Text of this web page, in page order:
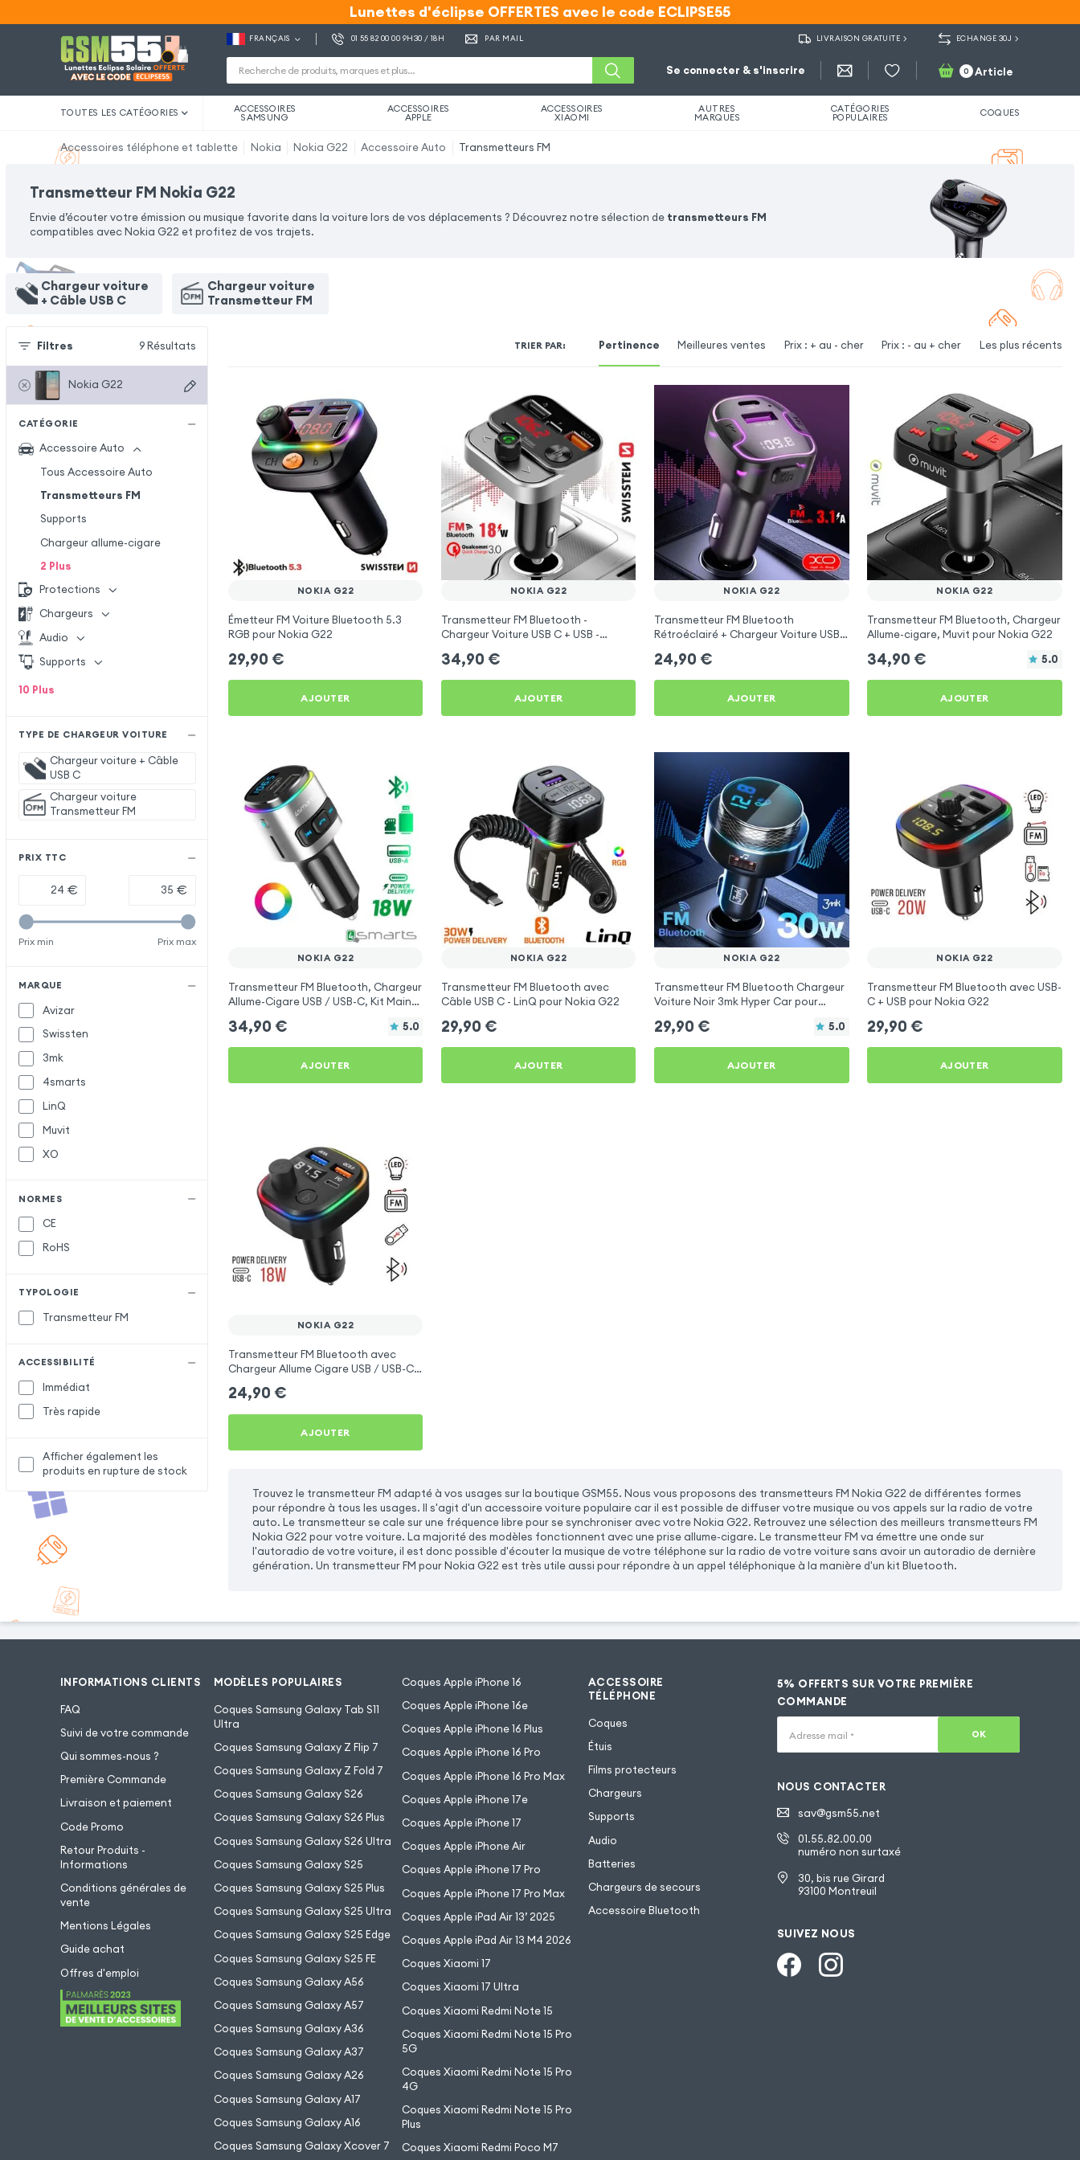
Lunettes d'éclipse OFFERTES avec le code ECLIPSE55
Lunettes d'éclipse OFFERTES avec le code ECLIPSE55
FRANÇAIS 01 55 82 00 00 9H30 / 18H PAR MAIL LIVRAISON GRATUITE ECHANGE 30J
Se connecter & s'inscrire 0 Article
TOUTES LES CATÉGORIES ACCESSOIRES
SAMSUNG
ACCESSOIRES
APPLE
ACCESSOIRES
XIAOMI
AUTRES
MARQUES
CATÉGORIES
POPULAIRES COQUES
Accessoires téléphone et tablette Nokia Nokia G22 Accessoire Auto Transmetteurs FM
Transmetteur FM Nokia G22
Envie d’écouter votre émission ou musique favorite dans la voiture lors de vos déplacements ? Découvrez notre sélection de transmetteurs FM
compatibles avec Nokia G22 et profitez de vos trajets.
Chargeur voiture
+ Câble USB C
Chargeur voiture
Transmetteur FM
Filtres 9 Résultats
Nokia G22
CATÉGORIE
Accessoire Auto
Tous Accessoire Auto
Transmetteurs FM
Supports
Chargeur allume-cigare
2 Plus
Protections
Chargeurs
Audio
Supports
10 Plus
TYPE DE CHARGEUR VOITURE
Chargeur voiture + Câble
USB C
Chargeur voiture
Transmetteur FM
PRIX TTC
€ €
Prix min Prix max
MARQUE
Avizar
Swissten
3mk
4smarts
LinQ
Muvit
XO
NORMES
CE
RoHS
TYPOLOGIE
Transmetteur FM
ACCESSIBILITÉ
Immédiat
Très rapide
Afficher également les
produits en rupture de stock
TRIER PAR: Pertinence Meilleures ventes Prix : + au - cher Prix : - au + cher Les plus récents
NOKIA G22
Émetteur FM Voiture Bluetooth 5.3
RGB pour Nokia G22
29,90 €
AJOUTER
NOKIA G22
Transmetteur FM Bluetooth -
Chargeur Voiture USB C + USB -
34,90 €
AJOUTER
NOKIA G22
Transmetteur FM Bluetooth
Rétroéclairé + Chargeur Voiture USB
24,90 €
AJOUTER
NOKIA G22
Transmetteur FM Bluetooth, Chargeur
Allume-cigare, Muvit pour Nokia G22
34,90 € 5.0
AJOUTER
NOKIA G22
Transmetteur FM Bluetooth, Chargeur
Allume-Cigare USB / USB-C, Kit Main
34,90 € 5.0
AJOUTER
NOKIA G22
Transmetteur FM Bluetooth avec
Câble USB C - LinQ pour Nokia G22
29,90 €
AJOUTER
NOKIA G22
Transmetteur FM Bluetooth Chargeur
Voiture Noir 3mk Hyper Car pour
29,90 € 5.0
AJOUTER
NOKIA G22
Transmetteur FM Bluetooth avec USB-
C + USB pour Nokia G22
29,90 €
AJOUTER
NOKIA G22
Transmetteur FM Bluetooth avec
Chargeur Allume Cigare USB / USB-C,
24,90 €
AJOUTER
Trouvez le transmetteur FM adapté à vos usages sur la boutique GSM55. Nous vous proposons des transmetteurs FM Nokia G22 de différentes formes
pour répondre à tous les usages. Il s'agit d'un accessoire voiture populaire car il est possible de diffuser votre musique ou vos appels sur la radio de votre
auto. Le transmetteur se cale sur une fréquence libre pour se synchroniser avec votre Nokia G22. Retrouvez une sélection des meilleurs transmetteurs FM
Nokia G22 pour votre voiture. La majorité des modèles fonctionnent avec une prise allume-cigare. Le transmetteur FM va émettre une onde sur
l'autoradio de votre voiture, il est donc possible d'écouter la musique de votre téléphone sur la radio de votre voiture sans avoir un autoradio de dernière
génération. Un transmetteur FM pour Nokia G22 est très utile aussi pour répondre à un appel téléphonique à la manière d'un kit Bluetooth.
INFORMATIONS CLIENTS
FAQ
Suivi de votre commande
Qui sommes-nous ?
Première Commande
Livraison et paiement
Code Promo
Retour Produits -
Informations
Conditions générales de
vente
Mentions Légales
Guide achat
Offres d'emploi
MODÈLES POPULAIRES
Coques Samsung Galaxy Tab S11
Ultra
Coques Samsung Galaxy Z Flip 7
Coques Samsung Galaxy Z Fold 7
Coques Samsung Galaxy S26
Coques Samsung Galaxy S26 Plus
Coques Samsung Galaxy S26 Ultra
Coques Samsung Galaxy S25
Coques Samsung Galaxy S25 Plus
Coques Samsung Galaxy S25 Ultra
Coques Samsung Galaxy S25 Edge
Coques Samsung Galaxy S25 FE
Coques Samsung Galaxy A56
Coques Samsung Galaxy A57
Coques Samsung Galaxy A36
Coques Samsung Galaxy A37
Coques Samsung Galaxy A26
Coques Samsung Galaxy A17
Coques Samsung Galaxy A16
Coques Samsung Galaxy Xcover 7
Coques Apple iPhone 16
Coques Apple iPhone 16e
Coques Apple iPhone 16 Plus
Coques Apple iPhone 16 Pro
Coques Apple iPhone 16 Pro Max
Coques Apple iPhone 17e
Coques Apple iPhone 17
Coques Apple iPhone Air
Coques Apple iPhone 17 Pro
Coques Apple iPhone 17 Pro Max
Coques Apple iPad Air 13’ 2025
Coques Apple iPad Air 13 M4 2026
Coques Xiaomi 17
Coques Xiaomi 17 Ultra
Coques Xiaomi Redmi Note 15
Coques Xiaomi Redmi Note 15 Pro
5G
Coques Xiaomi Redmi Note 15 Pro
4G
Coques Xiaomi Redmi Note 15 Pro
Plus
Coques Xiaomi Redmi Poco M7
ACCESSOIRE
TÉLÉPHONE
Coques
Étuis
Films protecteurs
Chargeurs
Supports
Audio
Batteries
Chargeurs de secours
Accessoire Bluetooth
5% OFFERTS SUR VOTRE PREMIÈRE
COMMANDE
Adresse mail * OK
NOUS CONTACTER
sav@gsm55.net
01.55.82.00.00
numéro non surtaxé
30, bis rue Girard
93100 Montreuil
SUIVEZ NOUS